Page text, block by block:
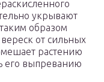
укрывают
образом
от сильных
растению
его выпреванию